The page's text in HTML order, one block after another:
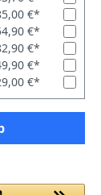
€*
€*
€*
€*
€*